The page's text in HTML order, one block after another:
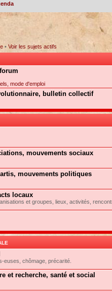
• Voir les sujets actifs
mode d'emploi
bulletin collectif
mouvements sociaux
mouvements politiques
locaux
et groupes, lieux, activités,
euses, chômage, précarité.
et recherche, santé et social